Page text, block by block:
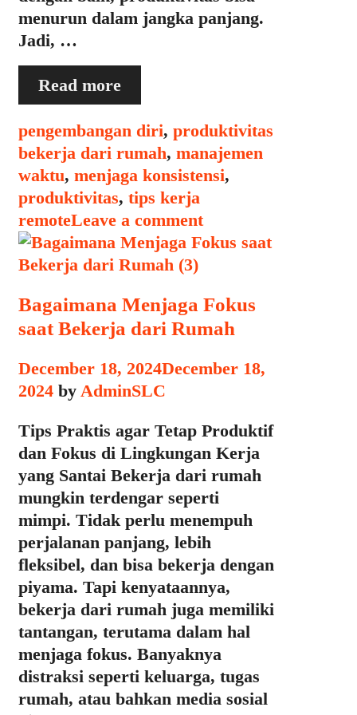
menurun dalam jangka panjang.
Jadi, …
Read moreTips
Jangka
Panjang
untuk
Menjaga
Konsistensi
saat
Bekerja
dari
Categories
pengembangan diri, produktivitas
bekerja dari rumah, manajemen
waktu, menjaga konsistensi,
produktivitas, tips kerja
remoteLeave a comment
Bagaimana Menjaga Fokus
saat Bekerja dari Rumah
December 18, 2024December 18,
2024 by AdminSLC
Tips Praktis agar Tetap Produktif
dan Fokus di Lingkungan Kerja
yang Santai Bekerja dari rumah
mungkin terdengar seperti
mimpi. Tidak perlu menempuh
perjalanan panjang, lebih
fleksibel, dan bisa bekerja dengan
piyama. Tapi kenyataannya,
bekerja dari rumah juga memiliki
tantangan, terutama dalam hal
menjaga fokus. Banyaknya
distraksi seperti keluarga, tugas
rumah, atau bahkan media sosial